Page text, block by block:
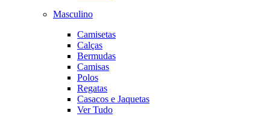
Masculino
Camisetas
Calças
Bermudas
Camisas
Polos
Regatas
Casacos e Jaquetas
Ver Tudo